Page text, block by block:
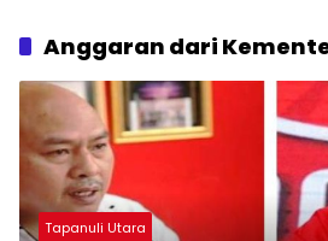
Anggaran dari
Tapanuli Utara